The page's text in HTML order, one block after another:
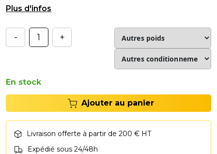
roulé !
- +
En stock
Ajouter au panier
Livraison offerte à partir de 200 € HT
Expédié sous 24/48h